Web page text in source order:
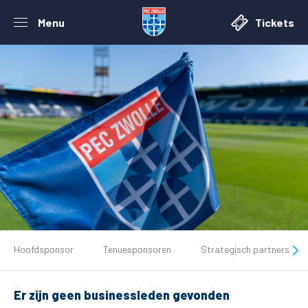
Menu Tickets
Tickets
Matchdays
Hoofdsponsor Tenuesponsoren Strategisch partners
Er zijn geen businessleden gevonden